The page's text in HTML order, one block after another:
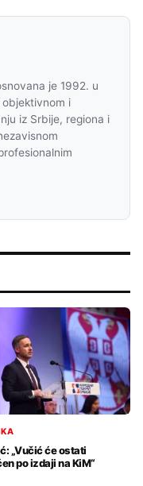
je 1992. u
i
iz Srbije, regiona i
„Vučić će ostati
po izdaji na KiM“